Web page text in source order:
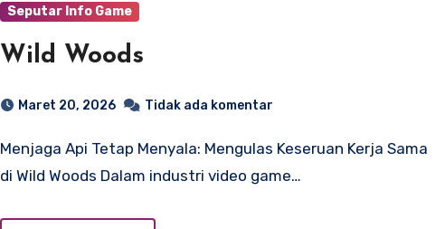
Seputar Info Game
Wild Woods
Maret 20, 2026 Tidak ada komentar
Menjaga Api Tetap Menyala: Mengulas Keseruan Kerja Sama
di Wild Woods Dalam industri video game…